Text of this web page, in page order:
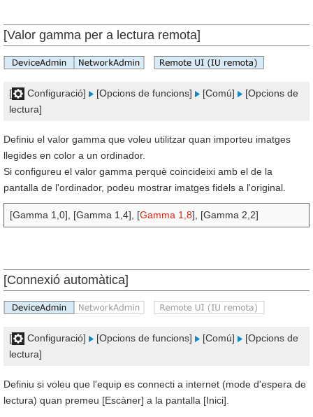
[Valor gamma per a lectura remota]
[ Configuració] [Opcions de funcions] [Comú]
[Opcions de
lectura]
Definiu el valor gamma que voleu utilitzar quan importeu imatges
llegides en color a un ordinador.
Si configureu el valor gamma perquè coincideixi amb el de la
pantalla de l'ordinador, podeu mostrar imatges fidels a l'original.
[Gamma 1,0], [Gamma 1,4], [Gamma 1,8], [Gamma 2,2]
[Connexió automàtica]
[ Configuració] [Opcions de funcions] [Comú]
[Opcions de
lectura]
Definiu si voleu que l'equip es connecti a internet (mode d'espera de
lectura) quan premeu [Escàner] a la pantalla [Inici].